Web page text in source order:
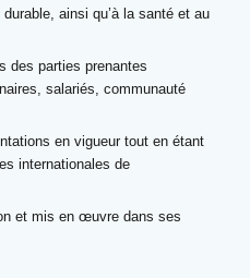
ainsi qu’à la santé et au
des parties prenantes
salariés, communauté
en vigueur tout en étant
internationales de
et mis en œuvre dans ses